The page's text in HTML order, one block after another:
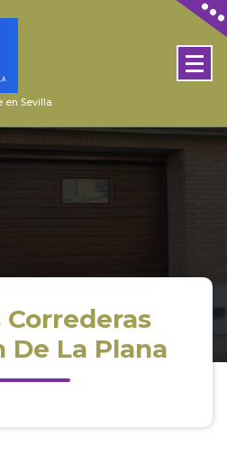
en Sevilla
De La Plana